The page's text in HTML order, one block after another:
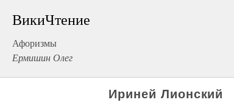
ВикиЧтение
Афоризмы
Ермишин Олег
Ириней Лионский